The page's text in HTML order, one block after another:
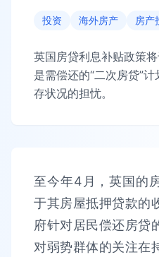
投资 海外房产 房产
英国房贷利息补贴政策
是需偿还的“二次房贷”
存状况的担忧。
至今年4月，英国的
于其房屋抵押贷款的
府针对居民偿还房贷
对弱势群体的关注在